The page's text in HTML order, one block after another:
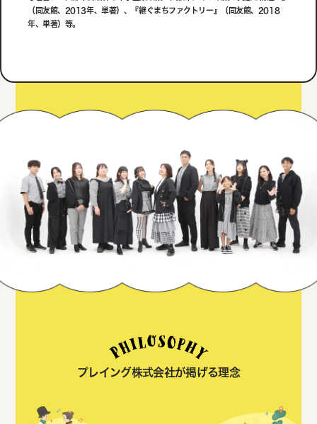
（同友館、2013年、単著）、『継ぐまちファクトリー』（同友館、2018
年、単著）等。
プレイング株式会社が掲げる理念